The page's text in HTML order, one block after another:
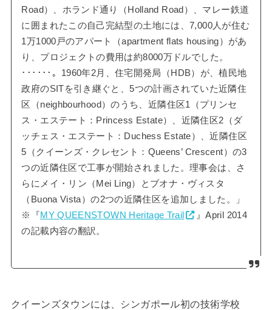
Road）、ホランド通り（Holland Road）、マレー鉄道
に囲まれたこの自己完結型の土地には、7,000人が住む
1万1000戸のアパート（apartment flats housing）があ
り、プロジェクトの費用は約8000万ドルでした。
･･････。1960年2月、住宅開発局（HDB）が、植民地
政府のSITを引き継ぐと、5つの計画されていた近隣住
区（neighbourhood）のうち、近隣住区1（プリンセ
ス・エステート：Princess Estate）、近隣住区2（ダ
ッチェス・エステート：Duchess Estate）、近隣住区
5（クイーンズ・クレセント：Queens’ Crescent）の3
つの近隣住区で工事が開始されました。理事会は、さ
らにメイ・リン（Mei Ling）とブオナ・ヴィスタ
（Buona Vista）の2つの近隣住区を追加しました。」
※『MY QUEENSTOWN Heritage Trail
』April 2014
の記載内容の翻訳。
クイーンズタウンには、シンガポール初の技術学校